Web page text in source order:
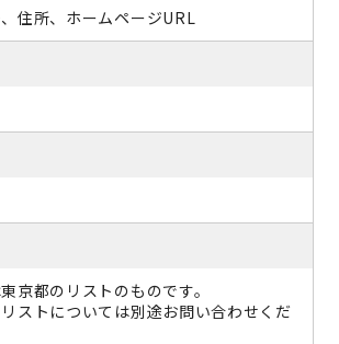
住所、ホームページURL
京都のリストのものです。
ストについては別途お問い合わせくだ